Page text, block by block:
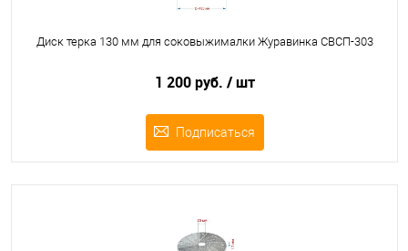
Диск терка 130 мм для соковыжималки Журавинка СВСП-303
1 200 руб. / шт
Подписаться